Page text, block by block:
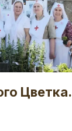
Цветка.